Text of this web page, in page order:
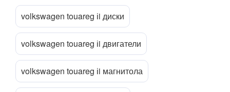
Passat B8 (3G2, 3G5)
Passat CC (357)
Passat CC (358)
Passat Alltrack Mk I (B7)
volkswagen touareg іi диски
volkswagen touareg іi двигатели
volkswagen touareg іi магнитола